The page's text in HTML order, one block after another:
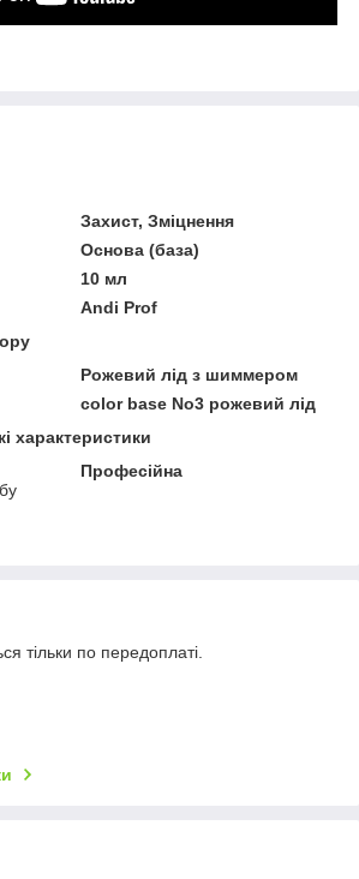
Захист, Зміцнення
Основа (база)
10 мл
Andi Prof
Рожевий лід з шиммером
color base No3 рожевий лід
характеристики
Професійна
тільки по передоплаті.